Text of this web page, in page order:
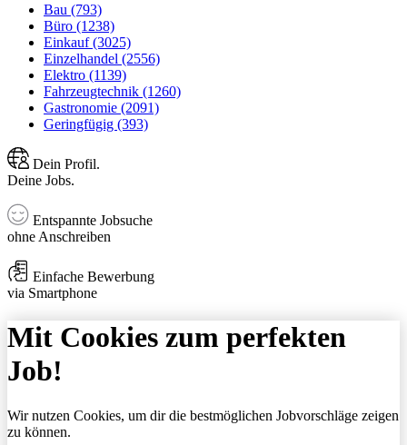
Bau (793)
Büro (1238)
Einkauf (3025)
Einzelhandel (2556)
Elektro (1139)
Fahrzeugtechnik (1260)
Gastronomie (2091)
Geringfügig (393)
Dein Profil.
Deine Jobs.
Entspannte Jobsuche
ohne Anschreiben
Einfache Bewerbung
via Smartphone
Mit Cookies zum perfekten
Job!
Wir nutzen Cookies, um dir die bestmöglichen Jobvorschläge zeigen
zu können.